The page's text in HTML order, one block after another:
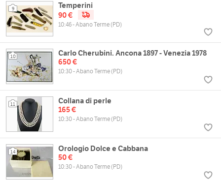
9
Temperini
90 €
10:46 - Abano Terme (PD)
10
Carlo Cherubini. Ancona 1897 - Venezia 1978
650 €
10:30 - Abano Terme (PD)
11
Collana di perle
165 €
10:30 - Abano Terme (PD)
14
Orologio Dolce e Cabbana
50 €
10:30 - Abano Terme (PD)